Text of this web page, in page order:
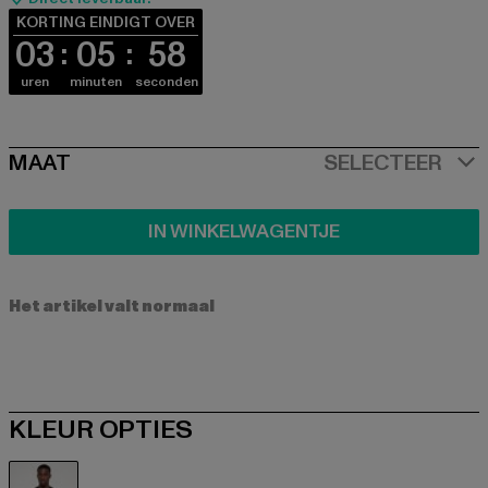
KORTING EINDIGT OVER
03
uren
05
minuten
58
seconden
SIZE
MAAT SELECTEER
IN WINKELWAGENTJE
Het artikel valt normaal
KLEUR OPTIES